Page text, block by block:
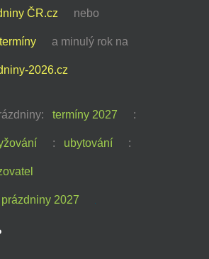
ČR.cz
nebo
a minulý rok na
2026.cz
termíny 2027 :
: ubytování :